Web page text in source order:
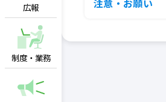
広報
制度・業務
注意・お願い